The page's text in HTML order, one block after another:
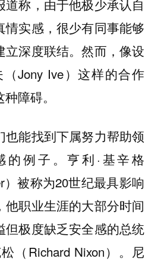
称，由于他极少承认自
情实感，很少有同事能够
立深度联结。然而，像设
Jony Ive）这样的合作
障碍。
也能找到下属努力帮助领
的例子。亨利·基辛格
）被称为20世纪最具影响
他职业生涯的大部分时间
但极度缺乏安全感的总统
（Richard Nixon）。尼